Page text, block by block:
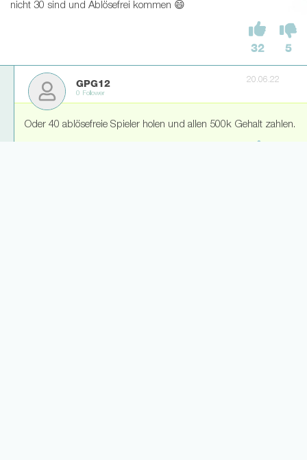
nicht 30 sind und Ablösefrei kommen 😄
32 5
GPG12
0 Follower
20.06.22
Oder 40 ablösefreie Spieler holen und allen 500k Gehalt zahlen.